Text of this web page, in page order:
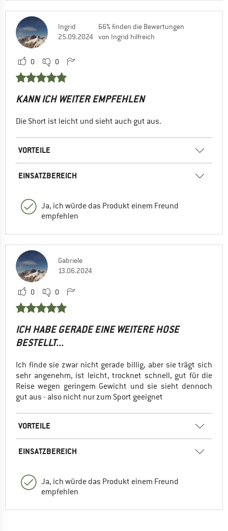
Ingrid
25.09.2024
66% finden die Bewertungen
von Ingrid hilfreich
0 0
KANN ICH WEITER EMPFEHLEN
Die Short ist leicht und sieht auch gut aus.
VORTEILE
EINSATZBEREICH
Ja, ich würde das Produkt einem Freund
empfehlen
Gabriele
13.06.2024
0 0
ICH HABE GERADE EINE WEITERE HOSE
BESTELLT...
Ich finde sie zwar nicht gerade billig, aber sie trägt sich
sehr angenehm, ist leicht, trocknet schnell, gut für die
Reise wegen geringem Gewicht und sie sieht dennoch
gut aus - also nicht nur zum Sport geeignet
VORTEILE
EINSATZBEREICH
Ja, ich würde das Produkt einem Freund
empfehlen